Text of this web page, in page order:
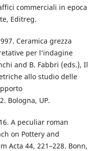
commerciali in epoca
Editreg.
Ceramica grezza
per l’indagine
and B. Fabbri (eds.), Il
allo studio delle
Bologna, UP.
A peculiar roman
on Pottery and
Acta 44, 221–228. Bonn,